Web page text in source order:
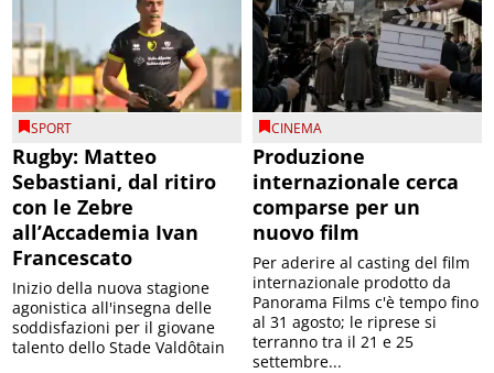
SPORT
Rugby: Matteo
Sebastiani, dal ritiro
con le Zebre
all’Accademia Ivan
Francescato
Inizio della nuova stagione
agonistica all'insegna delle
soddisfazioni per il giovane
talento dello Stade Valdôtain
CINEMA
Produzione
internazionale cerca
comparse per un
nuovo film
Per aderire al casting del film
internazionale prodotto da
Panorama Films c'è tempo fino
al 31 agosto; le riprese si
terranno tra il 21 e 25
settembre...